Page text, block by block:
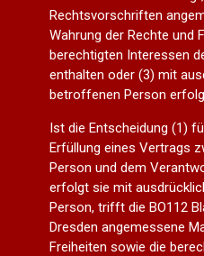
Rechtsvorschriften
Wahrung der Rechte und
berechtigten Interessen
enthalten oder (3) mit
betroffenen Person
Ist die Entscheidung (1)
Erfüllung eines Vertrags
Person und dem
erfolgt sie mit
Person, trifft die BO112
Dresden angemessene
Freiheiten sowie die